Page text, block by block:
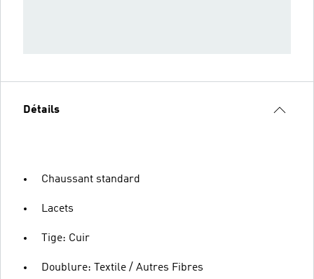
Détails
Chaussant standard
Lacets
Tige: Cuir
Doublure: Textile / Autres Fibres